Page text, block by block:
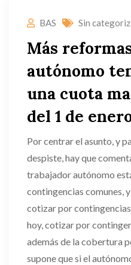
BAS Sin
Más
autónomo
una cuota
del 1 de
Por centrar el asunto, y
despiste, hay que
trabajador autónomo
contingencias comunes,
cotizar por
hoy, cotizar por
además de la cobertura
supone que si el